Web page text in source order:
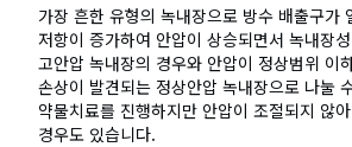
가장 흔한 유형의 녹내장으로 방수 배출구가
저항이 증가하여 안압이 상승되면서 녹내장
고안압 녹내장의 경우와 안압이 정상범위 이
손상이 발견되는 정상안압 녹내장으로 나눌
약물치료를 진행하지만 안압이 조절되지 않
경우도 있습니다.